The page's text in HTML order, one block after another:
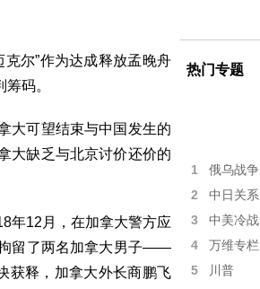
尔”作为达成释放孟晚舟
码。
大可望结束与中国发生的
大缺乏与北京讨价还价的
年12月，在加拿大警方应
拘留了两名加拿大男子——
获释，加拿大外长商鹏飞
热门专题
1 俄乌战争
2 中日关系
3 中美冷战
4 万维专栏
5 川普